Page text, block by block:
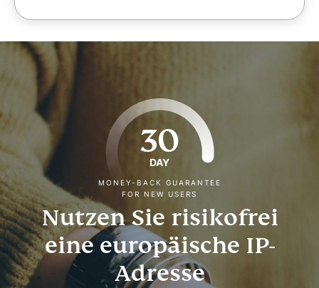
30
DAY
MONEY-BACK GUARANTEE
FOR NEW USERS
Nutzen Sie risikofrei
eine europäische IP-
Adresse